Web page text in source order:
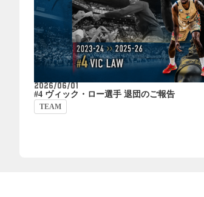
2026/06/01
#4 ヴィック・ロー選手 退団のご報告
TEAM